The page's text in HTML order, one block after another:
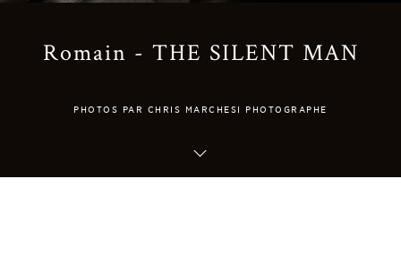
Romain - THE SILENT MAN
PHOTOS PAR CHRIS MARCHESI PHOTOGRAPHE